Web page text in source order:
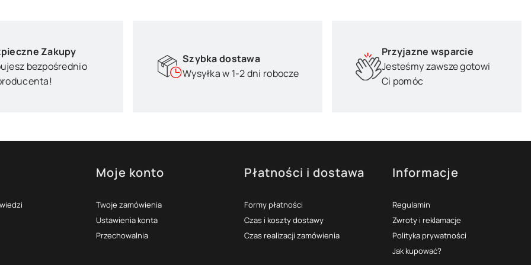
Zakupy
bezpośrednio
Szybka dostawa
Wysyłka w 1-2 dni robocze
Przyjazne wsparcie
Jesteśmy zawsze gotowi
Ci pomóc
Moje konto
Twoje zamówienia
Ustawienia konta
Przechowalnia
Płatności i dostawa
Formy płatności
Czas i koszty dostawy
Czas realizacji zamówienia
Informacje
Regulamin
Zwroty i reklamacje
Polityka prywatności
Jak kupować?